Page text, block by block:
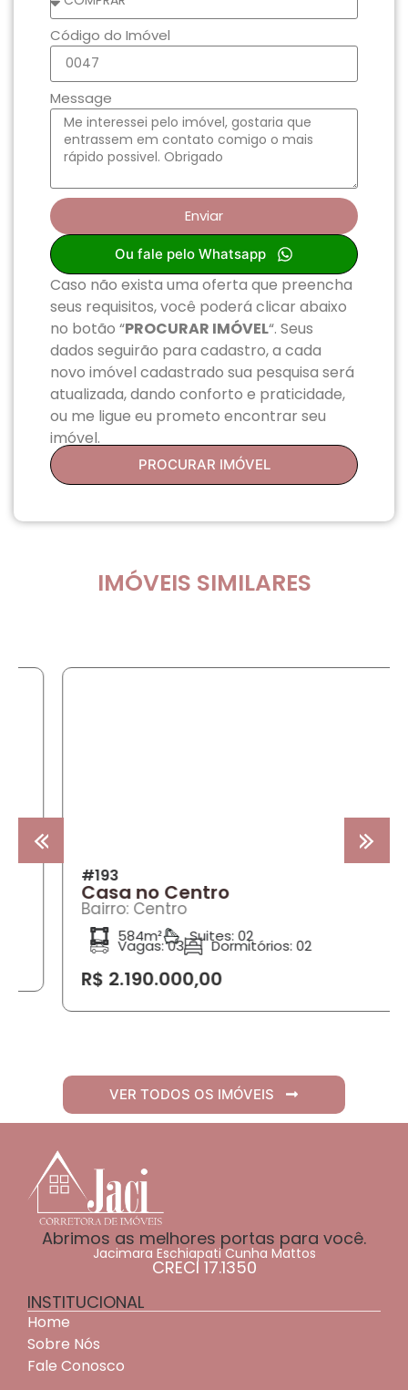
Código do Imóvel
Message
Enviar
Ou fale pelo Whatsapp
Caso não exista uma oferta que preencha
seus requisitos, você poderá clicar abaixo
no botão “PROCURAR IMÓVEL“. Seus
dados seguirão para cadastro, a cada
novo imóvel cadastrado sua pesquisa será
atualizada, dando conforto e praticidade,
ou me ligue eu prometo encontrar seu
imóvel.
PROCURAR IMÓVEL
IMÓVEIS SIMILARES
#193
Casa no Centro
Bairro: Centro
584m² Suites: 02
Vagas: 03 Dormitórios: 02
R$ 2.190.000,00
VER TODOS OS IMÓVEIS
Abrimos as melhores portas para você.
Jacimara Eschiapati Cunha Mattos
CRECI 17.1350
INSTITUCIONAL
Home
Sobre Nós
Fale Conosco